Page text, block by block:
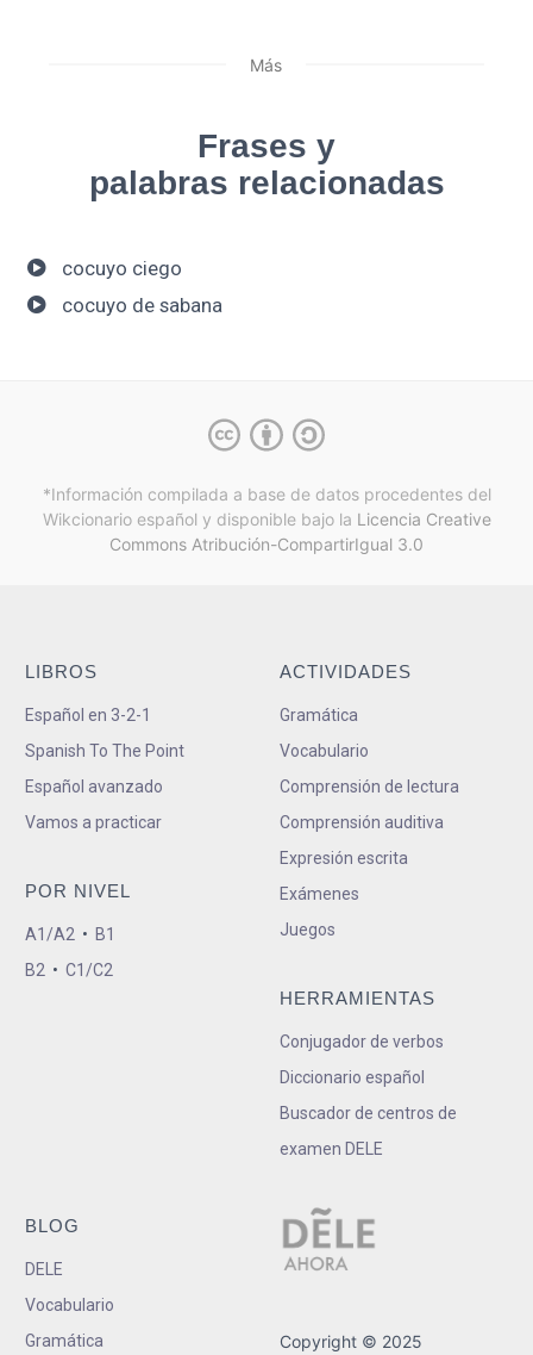
Más
Frases y
palabras relacionadas
cocuyo ciego
cocuyo de sabana
*Información compilada a base de datos procedentes del
Wikcionario español y disponible bajo la Licencia Creative
Commons Atribución-CompartirIgual 3.0
LIBROS
Español en 3-2-1
Spanish To The Point
Español avanzado
Vamos a practicar
POR NIVEL
A1/A2 • B1
B2 • C1/C2
ACTIVIDADES
Gramática
Vocabulario
Comprensión de lectura
Comprensión auditiva
Expresión escrita
Exámenes
Juegos
HERRAMIENTAS
Conjugador de verbos
Diccionario español
Buscador de centros de
examen DELE
BLOG
DELE
Vocabulario
Gramática
Copyright © 2025